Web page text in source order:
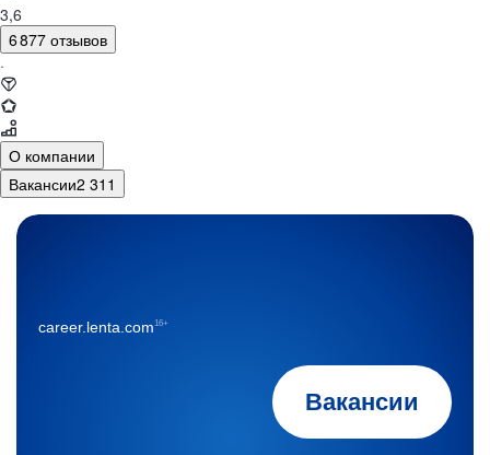
3,6
6 877 отзывов
·
О компании
Вакансии2 311
Вакансии
career.lenta.com16+